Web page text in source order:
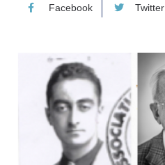
Facebook Twitter